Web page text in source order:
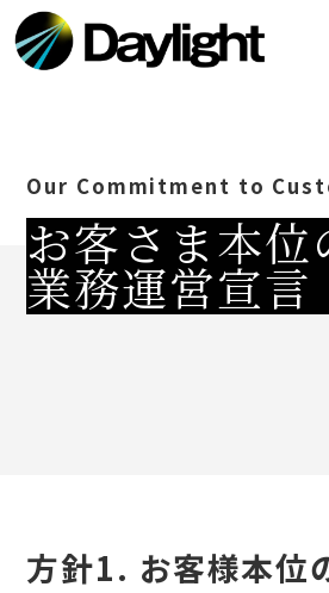
Our Commitment to
お客さま本位
業務運営宣言
方針1. お客様本位